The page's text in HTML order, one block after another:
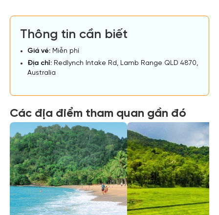
Thông tin cần biết
Giá vé: Miễn phí
Địa chỉ: Redlynch Intake Rd, Lamb Range QLD 4870,
Australia
Các địa điểm tham quan gần đó